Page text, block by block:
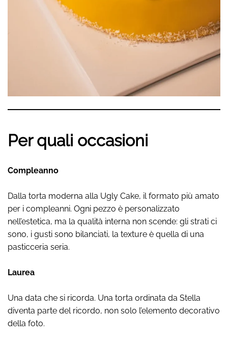
Per quali occasioni
Compleanno
Dalla torta moderna alla Ugly Cake, il formato più amato
per i compleanni. Ogni pezzo è personalizzato
nell’estetica, ma la qualità interna non scende: gli strati ci
sono, i gusti sono bilanciati, la texture è quella di una
pasticceria seria.
Laurea
Una data che si ricorda. Una torta ordinata da Stella
diventa parte del ricordo, non solo l’elemento decorativo
della foto.